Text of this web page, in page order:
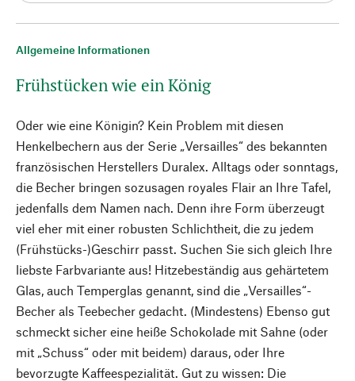
Allgemeine Informationen
Frühstücken wie ein König
Oder wie eine Königin? Kein Problem mit diesen
Henkelbechern aus der Serie „Versailles“ des bekannten
französischen Herstellers Duralex. Alltags oder sonntags,
die Becher bringen sozusagen royales Flair an Ihre Tafel,
jedenfalls dem Namen nach. Denn ihre Form überzeugt
viel eher mit einer robusten Schlichtheit, die zu jedem
(Frühstücks-)Geschirr passt. Suchen Sie sich gleich Ihre
liebste Farbvariante aus! Hitzebeständig aus gehärtetem
Glas, auch Temperglas genannt, sind die „Versailles“-
Becher als Teebecher gedacht. (Mindestens) Ebenso gut
schmeckt sicher eine heiße Schokolade mit Sahne (oder
mit „Schuss“ oder mit beidem) daraus, oder Ihre
bevorzugte Kaffeespezialität. Gut zu wissen: Die